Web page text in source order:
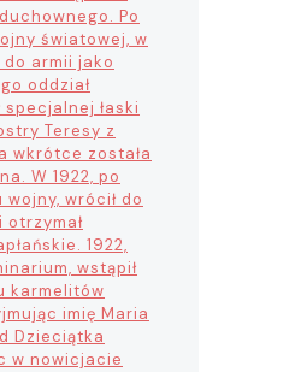
Po
światowej, w
do armii jako
oddział
specjalnej łaski
Teresy z
wkrótce została
W 1922, po
wrócił do
otrzymał
1922,
wstąpił
karmelitów
imię Maria
Dzieciątka
w nowicjacie